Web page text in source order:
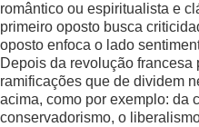
romântico ou espiritualista e
primeiro oposto busca
oposto enfoca o lado
Depois da revolução francesa
ramificações que de dividem
acima, como por exemplo: da
conservadorismo, o